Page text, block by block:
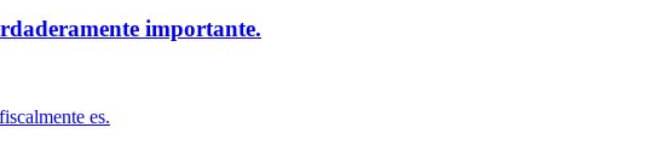
importante.
es.